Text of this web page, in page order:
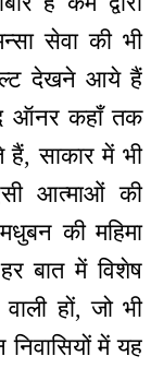
सेवा की भी
देखने आये हैं
ऑनर कहाँ तक
साकार में भी
आत्माओं की
की महिमा
बात में विशेष
हों, जो भी
में यह